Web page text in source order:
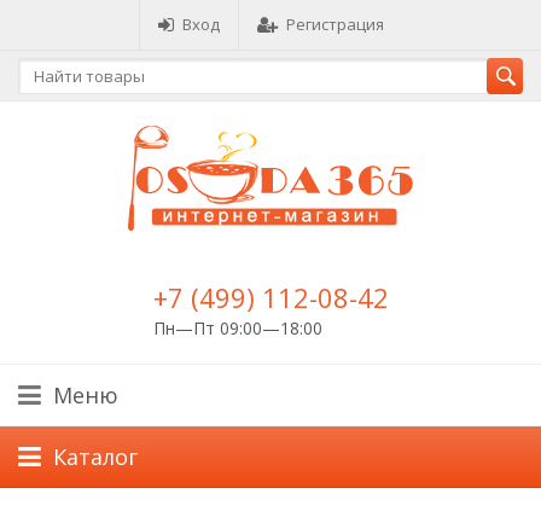
Вход Регистрация
+7 (499) 112-08-42
Пн—Пт 09:00—18:00
Меню
Каталог